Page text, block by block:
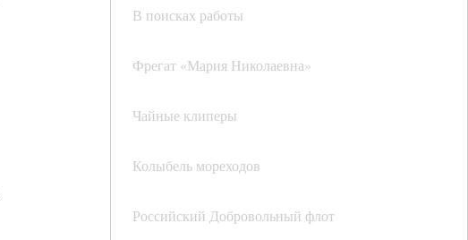
В поисках работы
Фрегат «Мария Николаевна»
Чайные клиперы
Колыбель мореходов
Российский Добровольный флот